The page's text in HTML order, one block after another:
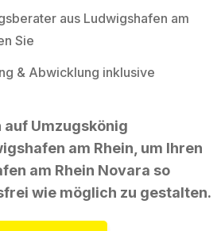
aus Ludwigshafen am
Sie
& Abwicklung inklusive
auf Umzugskönig
am Rhein, um Ihren
am Rhein Novara so
wie möglich zu gestalten.